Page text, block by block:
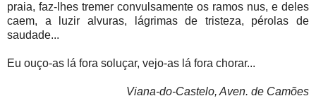
praia, faz-lhes tremer convulsamente os ramos nus, e deles
caem, a luzir alvuras, lágrimas de tristeza, pérolas de
saudade...
Eu ouço-as lá fora soluçar, vejo-as lá fora chorar...
Viana-do-Castelo, Aven. de Camões